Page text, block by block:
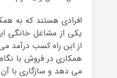
افرادی هستند که به
یکی از مشاغل خانگی
از این راه کسب درآمد
همکاری در فروش با
می دهد و سازگاری با